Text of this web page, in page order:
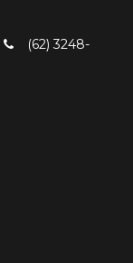
(62) 3248-